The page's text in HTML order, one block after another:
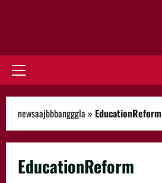
Primary
newsaajbbbangggla » EducationReform
EducationReform